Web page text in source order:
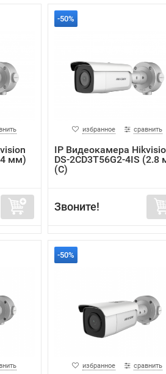
мм)
-50%
избранное сравнить
IP Видеокамера
DS-2CD3T56G2-4IS (2.8
(C)
Звоните!
-50%
избранное сравнить